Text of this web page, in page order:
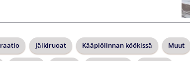
Jälkiruoat Kääpiölinnan köökissä Muut